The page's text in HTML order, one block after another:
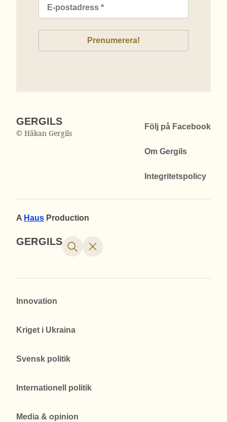
GERGILS
© Håkan Gergils
Följ på Facebook
Om Gergils
Integritetspolicy
A Haus Production
GERGILS
Innovation
Kriget i Ukraina
Svensk politik
Internationell politik
Media & opinion